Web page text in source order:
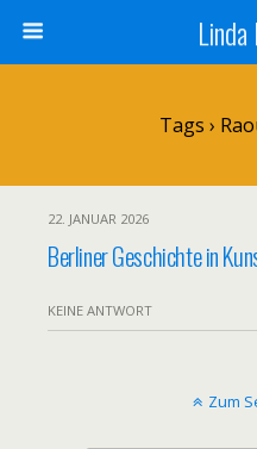
Tags ›
22. JANUAR 2026
Berliner Geschichte in
KEINE ANTWORT
Zum